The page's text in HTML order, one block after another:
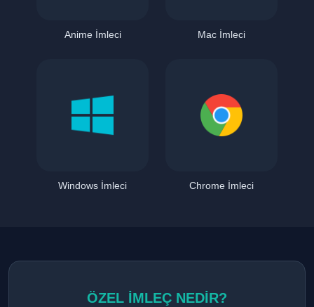
Anime İmleci Mac İmleci
Windows İmleci Chrome İmleci
ÖZEL İMLEÇ NEDİR?